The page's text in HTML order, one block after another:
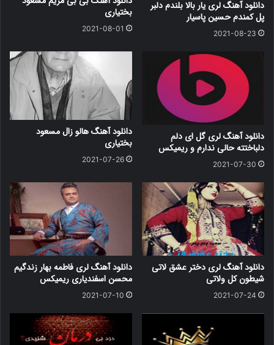
دانلود آهنگ لری یار بالا بلندم دلبر
پل کمندم حسین پاسیار
2021-08-23
بختیاری
2021-08-01
دانلود آهنگ لری گل ای دلم
دلباختته حالی ندارم و ریمیکس
2021-07-30
دانلود آهنگ هالو زال مسعود
بختیاری
2021-07-26
دانلود آهنگ لری دختر عشق لاتی
شیطون کل ولاتی
2021-07-24
دانلود آهنگ لری فاطمه بهار زندگیم
محسن اسفندیاری ریمیکس
2021-07-10